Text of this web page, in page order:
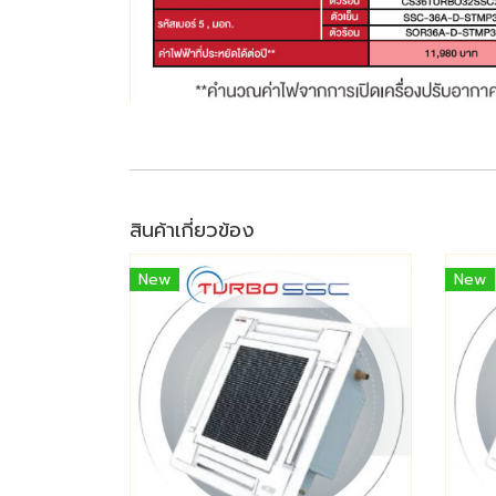
สินค้าเกี่ยวข้อง
New New